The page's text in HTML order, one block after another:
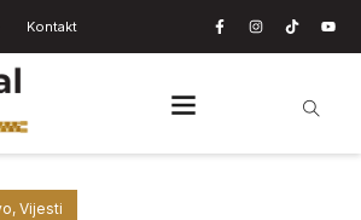
Kontakt
, Vijesti